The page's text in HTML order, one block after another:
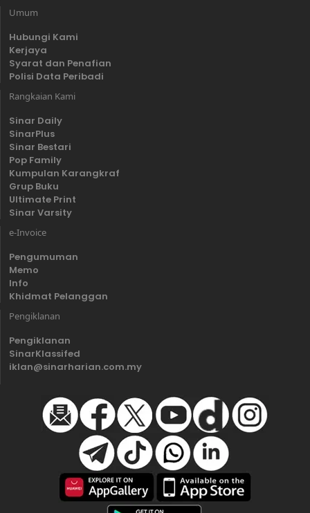
Umum
Hubungi Kami
Kerjaya
Syarat dan Penafian
Polisi Data Peribadi
Rangkaian Kami
Sinar Daily
SinarPlus
Sinar Bestari
Pop Family
Kumpulan Karangkraf
Grup Buku
Ultimate Print
Sinar Varsity
e-Invoice
Pengumuman
Memo
Info
Khidmat Pelanggan
Pengiklanan
Pengiklanan
SinarKlassifed
iklan@sinarharian.com.my